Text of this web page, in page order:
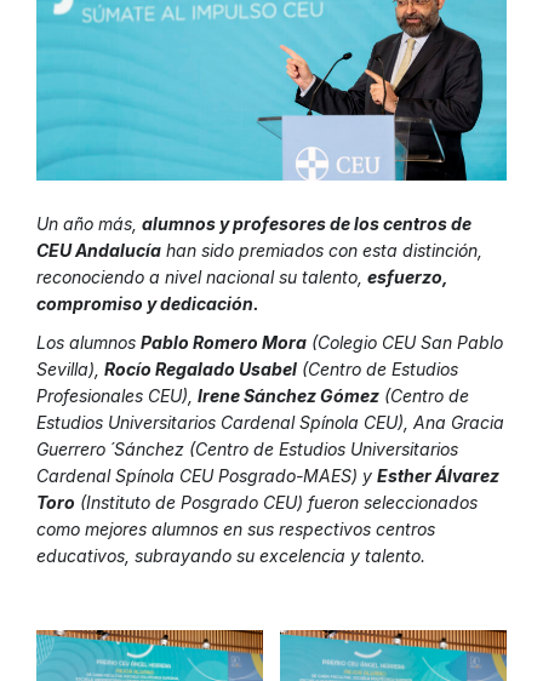
Un año más, alumnos y profesores de los centros de
CEU Andalucía han sido premiados con esta distinción,
reconociendo a nivel nacional su talento, esfuerzo,
compromiso y dedicación.
Los alumnos Pablo Romero Mora (Colegio CEU San Pablo
Sevilla), Rocío Regalado Usabel (Centro de Estudios
Profesionales CEU), Irene Sánchez Gómez (Centro de
Estudios Universitarios Cardenal Spínola CEU), Ana Gracia
Guerrero ´Sánchez (Centro de Estudios Universitarios
Cardenal Spínola CEU Posgrado-MAES) y Esther Álvarez
Toro (Instituto de Posgrado CEU) fueron seleccionados
como mejores alumnos en sus respectivos centros
educativos, subrayando su excelencia y talento.